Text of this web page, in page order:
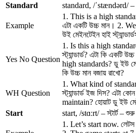
Standard
standard, /ˈstændərd/ –
Example
1. This is a high
এটা একটি উচ্চ মান। 2.
উই মেইনটেইন হাই
Yes No Question
1. Is this a high
স্ট্যান্ডার্ড? এটা কি একটি
high standards? ডু ইউ
কি উচ্চ মান বজায় রাখো?
WH Question
1. What kind of
স্ট্যান্ডার্ড ইজ দিস? এটা
maintain? হোয়াট ডু ইউ
Start
start, /stɑːrt/ – স্টার্ট –
1. Let’s start now. লেটস